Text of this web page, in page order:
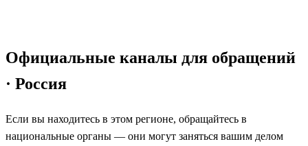
Официальные каналы для обращений
· Россия
Если вы находитесь в этом регионе, обращайтесь в
национальные органы — они могут заняться вашим делом